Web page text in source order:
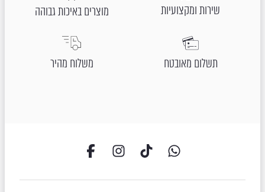
שירות ומקצועיות מוצרים באיכות גבוהה
תשלום מאובטח משלוח מהיר